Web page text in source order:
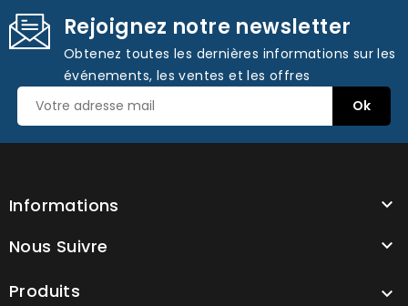
Rejoignez notre newsletter
Obtenez toutes les dernières informations sur les
événements, les ventes et les offres
Informations 
Nous Suivre 
Produits 